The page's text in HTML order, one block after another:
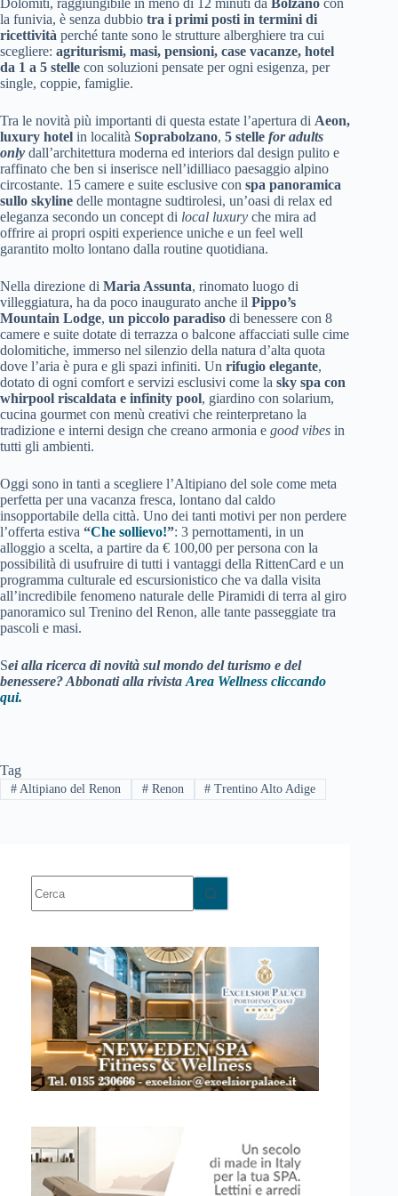
Dolomiti, raggiungibile in meno di 12 minuti da Bolzano con
la funivia, è senza dubbio tra i primi posti in termini di
ricettività perché tante sono le strutture alberghiere tra cui
scegliere: agriturismi, masi, pensioni, case vacanze, hotel
da 1 a 5 stelle con soluzioni pensate per ogni esigenza, per
single, coppie, famiglie.
Tra le novità più importanti di questa estate l’apertura di Aeon,
luxury hotel in località Soprabolzano, 5 stelle for adults
only dall’architettura moderna ed interiors dal design pulito e
raffinato che ben si inserisce nell’idilliaco paesaggio alpino
circostante. 15 camere e suite esclusive con spa panoramica
sullo skyline delle montagne sudtirolesi, un’oasi di relax ed
eleganza secondo un concept di local luxury che mira ad
offrire ai propri ospiti experience uniche e un feel well
garantito molto lontano dalla routine quotidiana.
Nella direzione di Maria Assunta, rinomato luogo di
villeggiatura, ha da poco inaugurato anche il Pippo’s
Mountain Lodge, un piccolo paradiso di benessere con 8
camere e suite dotate di terrazza o balcone affacciati sulle cime
dolomitiche, immerso nel silenzio della natura d’alta quota
dove l’aria è pura e gli spazi infiniti. Un rifugio elegante,
dotato di ogni comfort e servizi esclusivi come la sky spa con
whirpool riscaldata e infinity pool, giardino con solarium,
cucina gourmet con menù creativi che reinterpretano la
tradizione e interni design che creano armonia e good vibes in
tutti gli ambienti.
Oggi sono in tanti a scegliere l’Altipiano del sole come meta
perfetta per una vacanza fresca, lontano dal caldo
insopportabile della città. Uno dei tanti motivi per non perdere
l’offerta estiva “Che sollievo!”: 3 pernottamenti, in un
alloggio a scelta, a partire da € 100,00 per persona con la
possibilità di usufruire di tutti i vantaggi della RittenCard e un
programma culturale ed escursionistico che va dalla visita
all’incredibile fenomeno naturale delle Piramidi di terra al giro
panoramico sul Trenino del Renon, alle tante passeggiate tra
pascoli e masi.
Sei alla ricerca di novità sul mondo del turismo e del
benessere? Abbonati alla rivista Area Wellness cliccando
qui.
Tag
#Altipiano del Renon #Renon # Trentino Alto Adige
risultato